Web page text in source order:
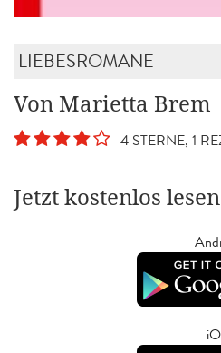
LIEBESROMANE
Von Marietta Brem
4 STERNE, 1
Jetzt kostenlos